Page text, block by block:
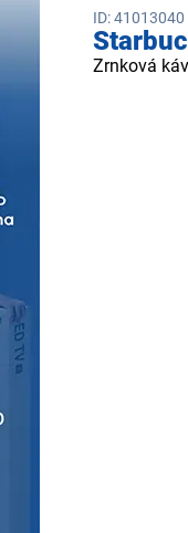
ID: 41013040
Zrnková